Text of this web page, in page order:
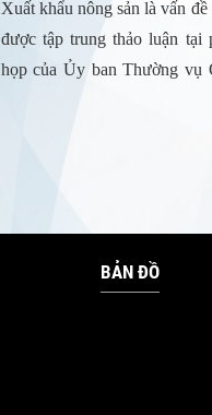
Xuất khẩu nông sản là vấn đề
được tập trung thảo luận tại
họp của Ủy ban Thường vụ
BẢN ĐỒ